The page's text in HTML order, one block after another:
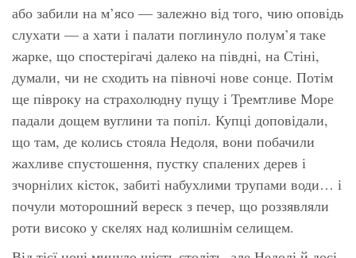
або забили на м’ясо — залежно від того, чию оповідь
слухати — а хати і палати поглинуло полум’я таке
жарке, що спостерігачі далеко на півдні, на Стіні,
думали, чи не сходить на півночі нове сонце. Потім
ще півроку на страхолюдну пущу і Тремтливе Море
падали дощем вуглини та попіл. Купці доповідали,
що там, де колись стояла Недоля, вони побачили
жахливе спустошення, пустку спалених дерев і
зчорнілих кісток, забиті набухлими трупами води… і
почули моторошний вереск з печер, що роззявляли
роти високо у скелях над колишнім селищем.